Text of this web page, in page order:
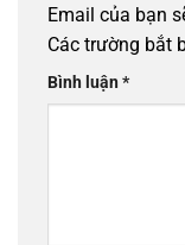
Email của bạn
Các trường bắt
Bình luận*